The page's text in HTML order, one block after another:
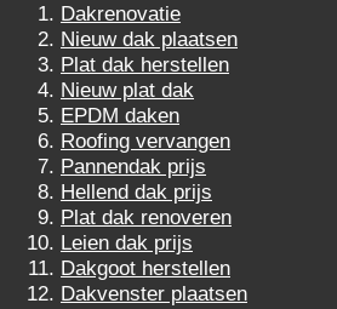
Dakrenovatie
Nieuw dak plaatsen
Plat dak herstellen
Nieuw plat dak
EPDM daken
Roofing vervangen
Pannendak prijs
Hellend dak prijs
Plat dak renoveren
Leien dak prijs
Dakgoot herstellen
Dakvenster plaatsen